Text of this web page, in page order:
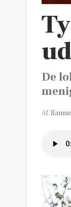
De
Af Samuel